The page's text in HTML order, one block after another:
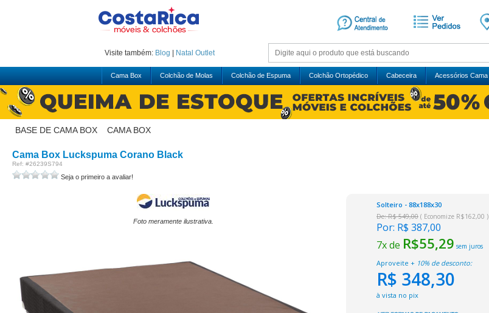
Visite também: Blog Natal Outlet
Cama Box Colchão de Molas Colchão de Espuma Colchão Ortopédico Cabeceira Acessórios Cama
BASE DE CAMA BOX CAMA BOX
Cama Box Luckspuma Corano Black
Ref: #26239S794
Seja o primeiro a avaliar!
Foto meramente ilustrativa.
Solteiro - 88x188x30
De: R$ 549,00 ( Economize R$162,00 )
Por: R$ 387,00
7x de R$55,29 sem juros
Aproveite + 10% de desconto:
R$ 348,30
à vista no pix